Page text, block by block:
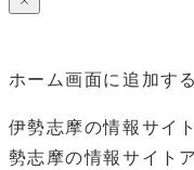
ホーム画面に追加する
伊勢志摩の情報サイ
勢志摩の情報サイト